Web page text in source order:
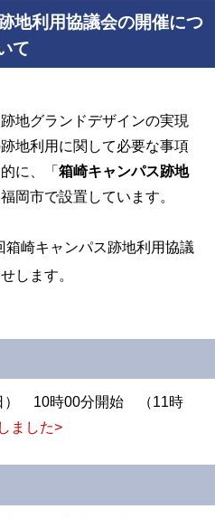
地利用協議会の開催につ
て
地グランドデザインの実現
地利用に関して必要な事項
に、「箱崎キャンパス跡地
岡市で設置しています。
崎キャンパス跡地利用協議
します。
） 10時00分開始 （11時
ました>